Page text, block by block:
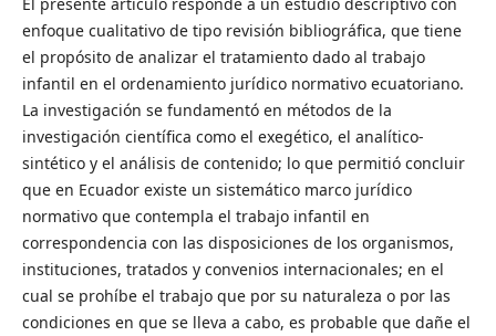
enfoque cualitativo de tipo revisión bibliográfica, que tiene
el propósito de analizar el tratamiento dado al trabajo
infantil en el ordenamiento jurídico normativo ecuatoriano.
La investigación se fundamentó en métodos de la
investigación científica como el exegético, el analítico-
sintético y el análisis de contenido; lo que permitió concluir
que en Ecuador existe un sistemático marco jurídico
normativo que contempla el trabajo infantil en
correspondencia con las disposiciones de los organismos,
instituciones, tratados y convenios internacionales; en el
cual se prohíbe el trabajo que por su naturaleza o por las
condiciones en que se lleva a cabo, es probable que dañe el